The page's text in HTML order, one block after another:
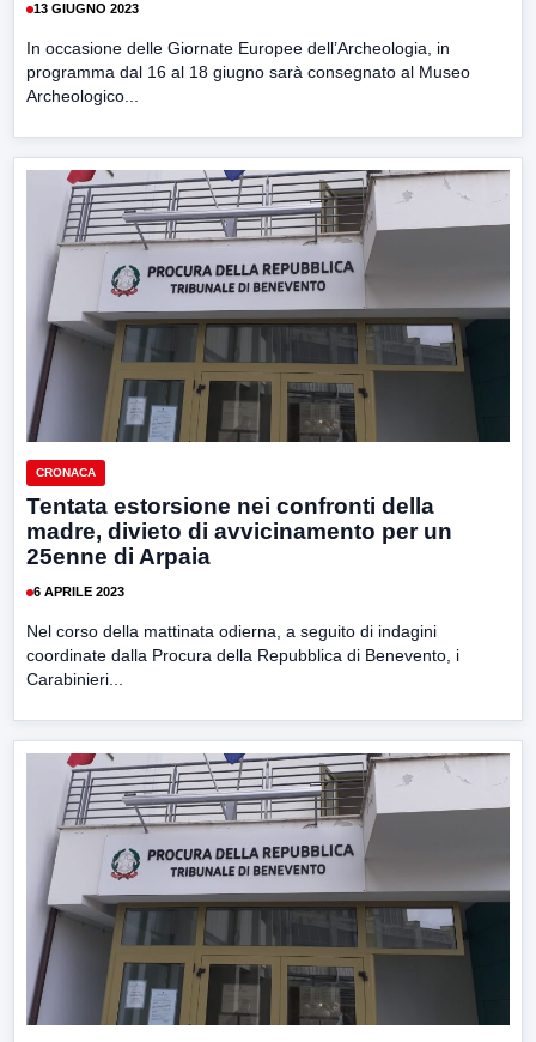
13 GIUGNO 2023
In occasione delle Giornate Europee dell’Archeologia, in
programma dal 16 al 18 giugno sarà consegnato al Museo
Archeologico...
CRONACA
Tentata estorsione nei confronti della
madre, divieto di avvicinamento per un
25enne di Arpaia
6 APRILE 2023
Nel corso della mattinata odierna, a seguito di indagini
coordinate dalla Procura della Repubblica di Benevento, i
Carabinieri...